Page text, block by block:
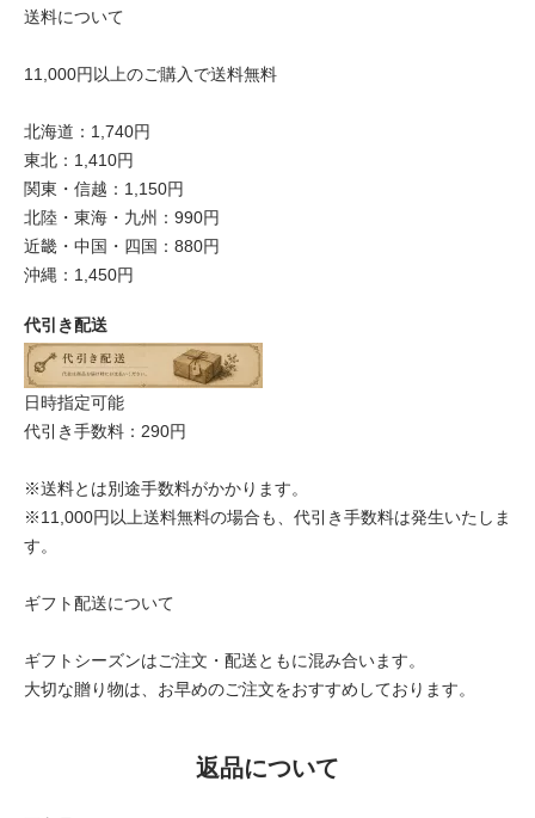
送料について
11,000円以上のご購入で送料無料
北海道：1,740円
東北：1,410円
関東・信越：1,150円
北陸・東海・九州：990円
近畿・中国・四国：880円
沖縄：1,450円
代引き配送
日時指定可能
代引き手数料：290円
※送料とは別途手数料がかかります。
※11,000円以上送料無料の場合も、代引き手数料は発生いたしま
す。
ギフト配送について
ギフトシーズンはご注文・配送ともに混み合います。
大切な贈り物は、お早めのご注文をおすすめしております。
返品について